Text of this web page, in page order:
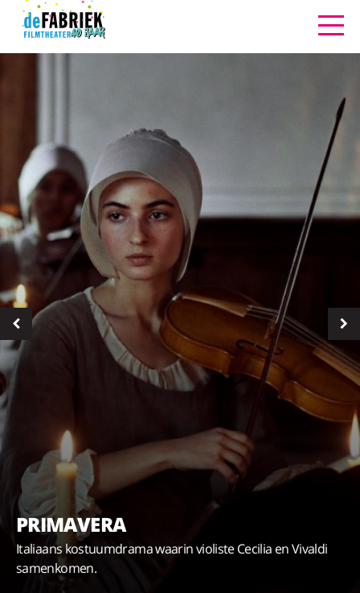
PRIMAVERA
Italiaans kostuumdrama waarin violiste Cecilia en Vivaldi
samenkomen.